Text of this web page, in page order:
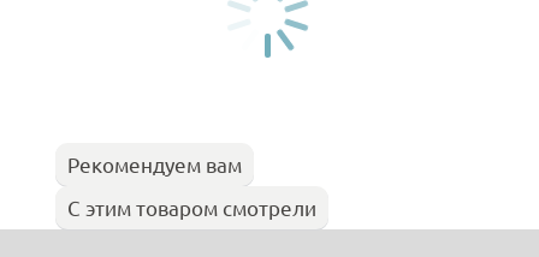
Рекомендуем вам
С этим товаром смотрели